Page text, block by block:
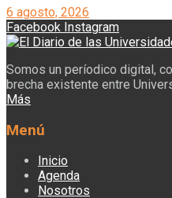
6 agosto, 2026
Facebook Instagram
Somos un períodico digital,
brecha existente entre
Más
Menú
Inicio
Agenda
Nosotros